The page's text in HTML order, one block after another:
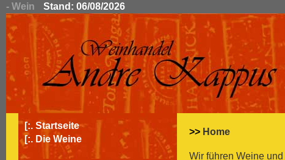
- Wein Stand: 06/08/2026
[:. Startseite
[:. Die Weine
>> Home
Wir führen Weine